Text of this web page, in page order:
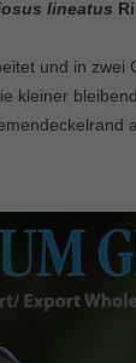
lineatus
und in zwei
kleiner